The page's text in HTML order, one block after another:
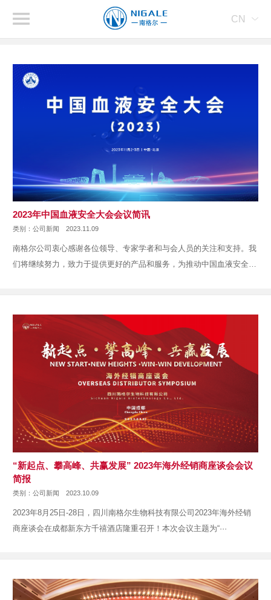
CN
2023年中国血液安全大会会议简讯
类别：公司新闻 2023.11.09
南格尔公司衷心感谢各位领导、专家学者和与会人员的关注和支持。我
们将继续努力，致力于提供更好的产品和服务，为推动中国血液安全事
“新起点、攀高峰、共赢发展” 2023年海外经销商座谈会会议
简报
类别：公司新闻 2023.10.09
2023年8月25日-28日，四川南格尔生物科技有限公司2023年海外经销
商座谈会在成都新东方千禧酒店隆重召开！本次会议主题为“···